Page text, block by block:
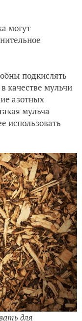
могут
подкислять
качестве мульчи
азотных
мульча
использовать
для